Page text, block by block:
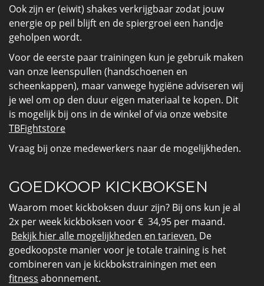
Ook zijn er (eiwit) shakes verkrijgbaar zodat jouw
energie op peil blijft en de spiergroei een handje
geholpen wordt.
Voor de eerste paar trainingen kun je gebruik maken
van onze leenspullen (handschoenen en
scheenkappen), maar vanwege hygiëne adviseren wij
je wel om op den duur eigen materiaal te kopen. Dit
is mogelijk bij ons in de winkel of via onze website
TBFightstore
Vraag bij onze medewerkers naar de mogelijkheden.
GOEDKOOP KICKBOKSEN
Waarom moet kickboksen duur zijn? Bij ons kun je al
2x per week kickboksen voor€ 34,95 per maand.
Bekijk hier alle mogelijkheden en tarieven. De
goedkoopste manier voor je totale training is het
combineren van je kickbokstrainingen met een
fitness abonnement.